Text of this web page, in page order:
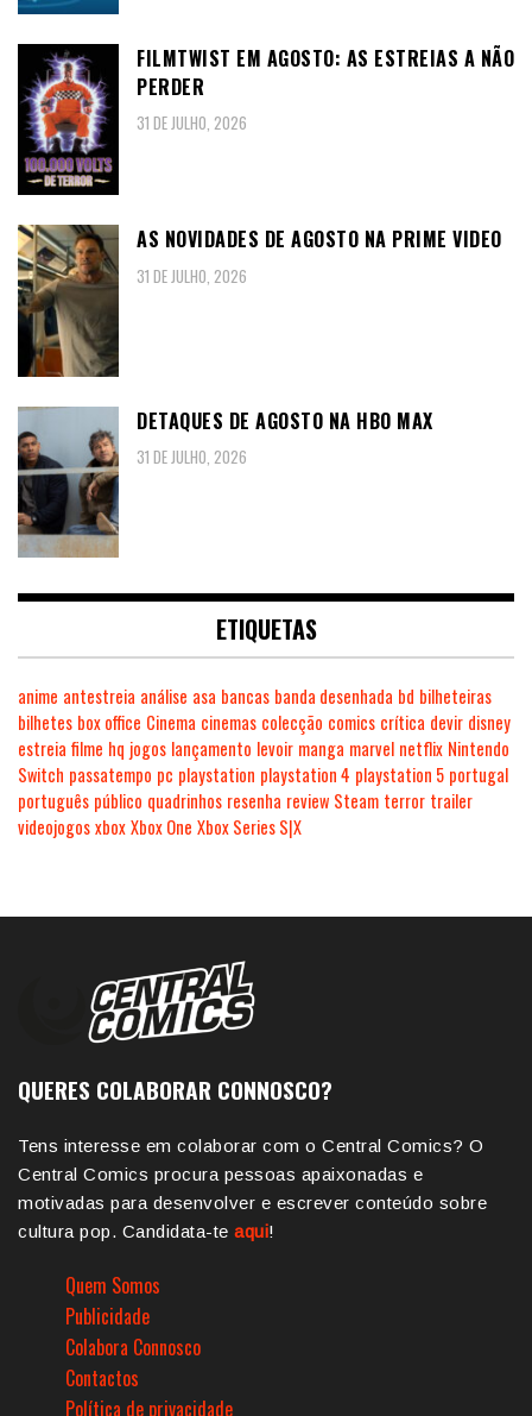
FILMTWIST EM AGOSTO: AS ESTREIAS A NÃO
PERDER
31 DE JULHO, 2026
AS NOVIDADES DE AGOSTO NA PRIME VIDEO
31 DE JULHO, 2026
DETAQUES DE AGOSTO NA HBO MAX
31 DE JULHO, 2026
ETIQUETAS
anime antestreia análise asa bancas banda desenhada bd bilheteiras
bilhetes box office Cinema cinemas colecção comics crítica devir disney
estreia filme hq jogos lançamento levoir manga marvel netflix Nintendo
Switch passatempo pc playstation playstation 4 playstation 5 portugal
português público quadrinhos resenha review Steam terror trailer
videojogosxboxXbox One Xbox Series S|X
QUERES COLABORAR CONNOSCO?
Tens interesse em colaborar com o Central Comics? O
Central Comics procura pessoas apaixonadas e
motivadas para desenvolver e escrever conteúdo sobre
cultura pop. Candidata-te aqui!
Quem Somos
Publicidade
Colabora Connosco
Contactos
Política de privacidade